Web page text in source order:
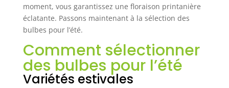
moment, vous garantissez une floraison printanière
éclatante. Passons maintenant à la sélection des
bulbes pour l’été.
Comment sélectionner
des bulbes pour l’été
Variétés estivales